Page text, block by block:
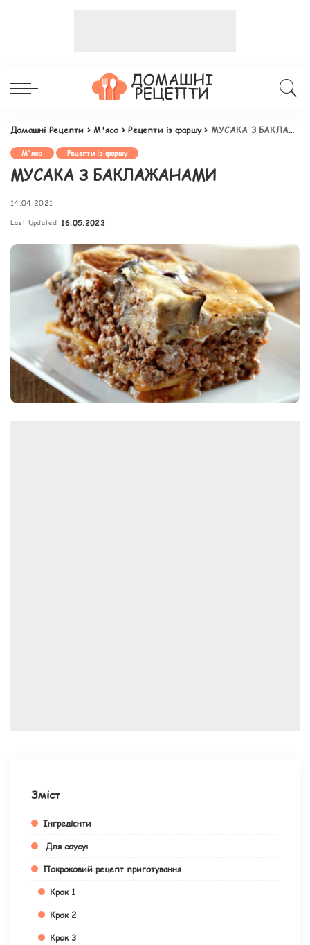
Домашні Рецепти >М'ясо>Рецепти із фаршу> МУСАКА З БАКЛАЖАНАМИ
М'ясо Рецепти із фаршу
МУСАКА З БАКЛАЖАНАМИ
14.04.2021
Last Updated: 16.05.2023
Зміст
Інгредієнти
Для соусу:
Покроковий рецепт приготування
Крок 1
Крок 2
Крок 3